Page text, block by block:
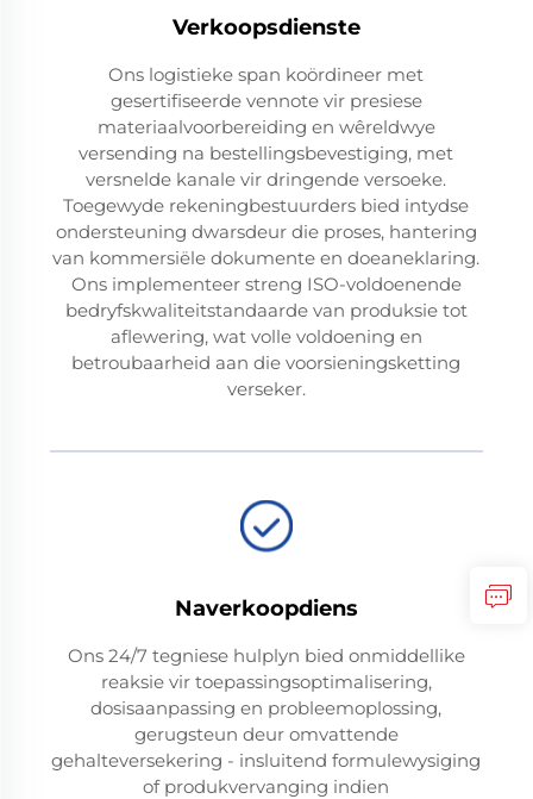
Verkoopsdienste
Ons logistieke span koördineer met
gesertifiseerde vennote vir presiese
materiaalvoorbereiding en wêreldwye
versending na bestellingsbevestiging, met
versnelde kanale vir dringende versoeke.
Toegewyde rekeningbestuurders bied intydse
ondersteuning dwarsdeur die proses, hantering
van kommersiële dokumente en doeaneklaring.
Ons implementeer streng ISO-voldoenende
bedryfskwaliteitstandaarde van produksie tot
aflewering, wat volle voldoening en
betroubaarheid aan die voorsieningsketting
verseker.
Naverkoopdiens
Ons 24/7 tegniese hulplyn bied onmiddellike
reaksie vir toepassingsoptimalisering,
dosisaanpassing en probleemoplossing,
gerugsteun deur omvattende
gehalteversekering - insluitend formulewysiging
of produkvervanging indien